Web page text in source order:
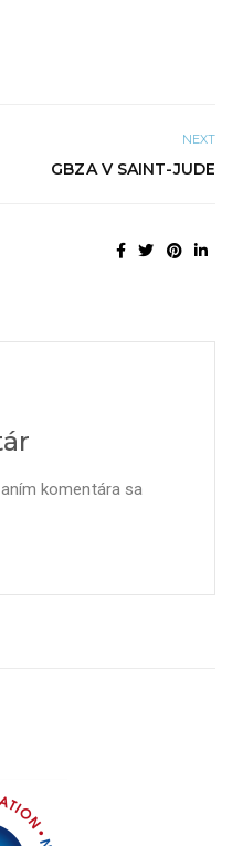
NEXT
GBZA V SAINT-JUDE
komentára sa